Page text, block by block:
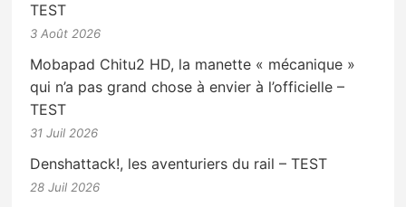
TEST
3 Août 2026
Mobapad Chitu2 HD, la manette « mécanique »
qui n’a pas grand chose à envier à l’officielle –
TEST
31 Juil 2026
Denshattack!, les aventuriers du rail – TEST
28 Juil 2026